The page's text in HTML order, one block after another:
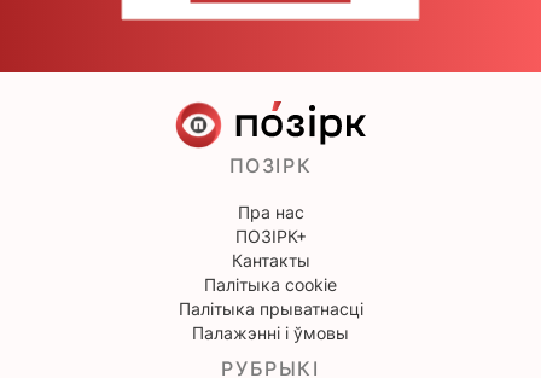
ПОЗІРК
Пра нас
ПОЗІРК+
Кантакты
Палітыка cookie
Палітыка прыватнасці
Палажэнні і ўмовы
РУБРЫКІ